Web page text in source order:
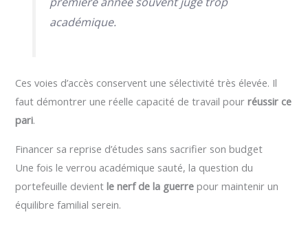
académique.
Ces voies d’accès conservent une sélectivité très élevée. Il
faut démontrer une réelle capacité de travail pourréussir ce
pari.
Financer sa reprise d’études sans sacrifier son budget
Une fois le verrou académique sauté, la question du
portefeuille devientle nerf de la guerre pour maintenir un
équilibre familial serein.